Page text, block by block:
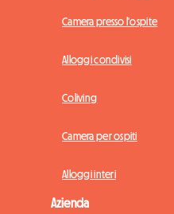
Camera presso l'ospite
Alloggi condivisi
Coliving
Camera per ospiti
Alloggi interi
Azienda